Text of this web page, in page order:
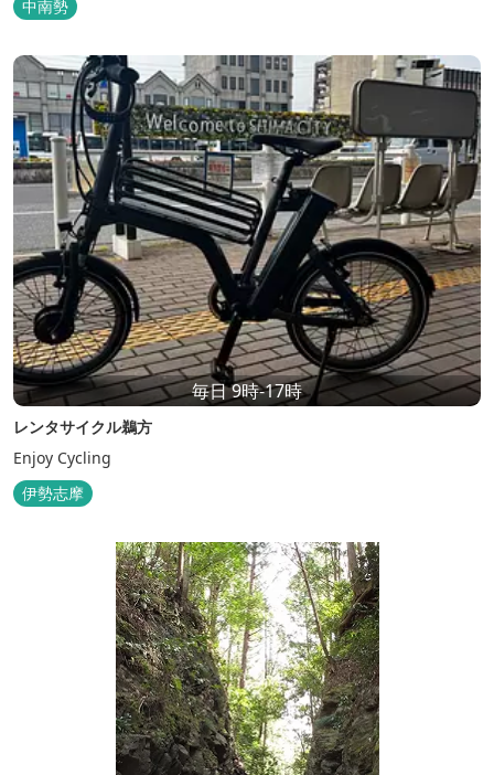
中南勢
毎日 9時-17時
レンタサイクル鵜方
Enjoy Cycling
伊勢志摩